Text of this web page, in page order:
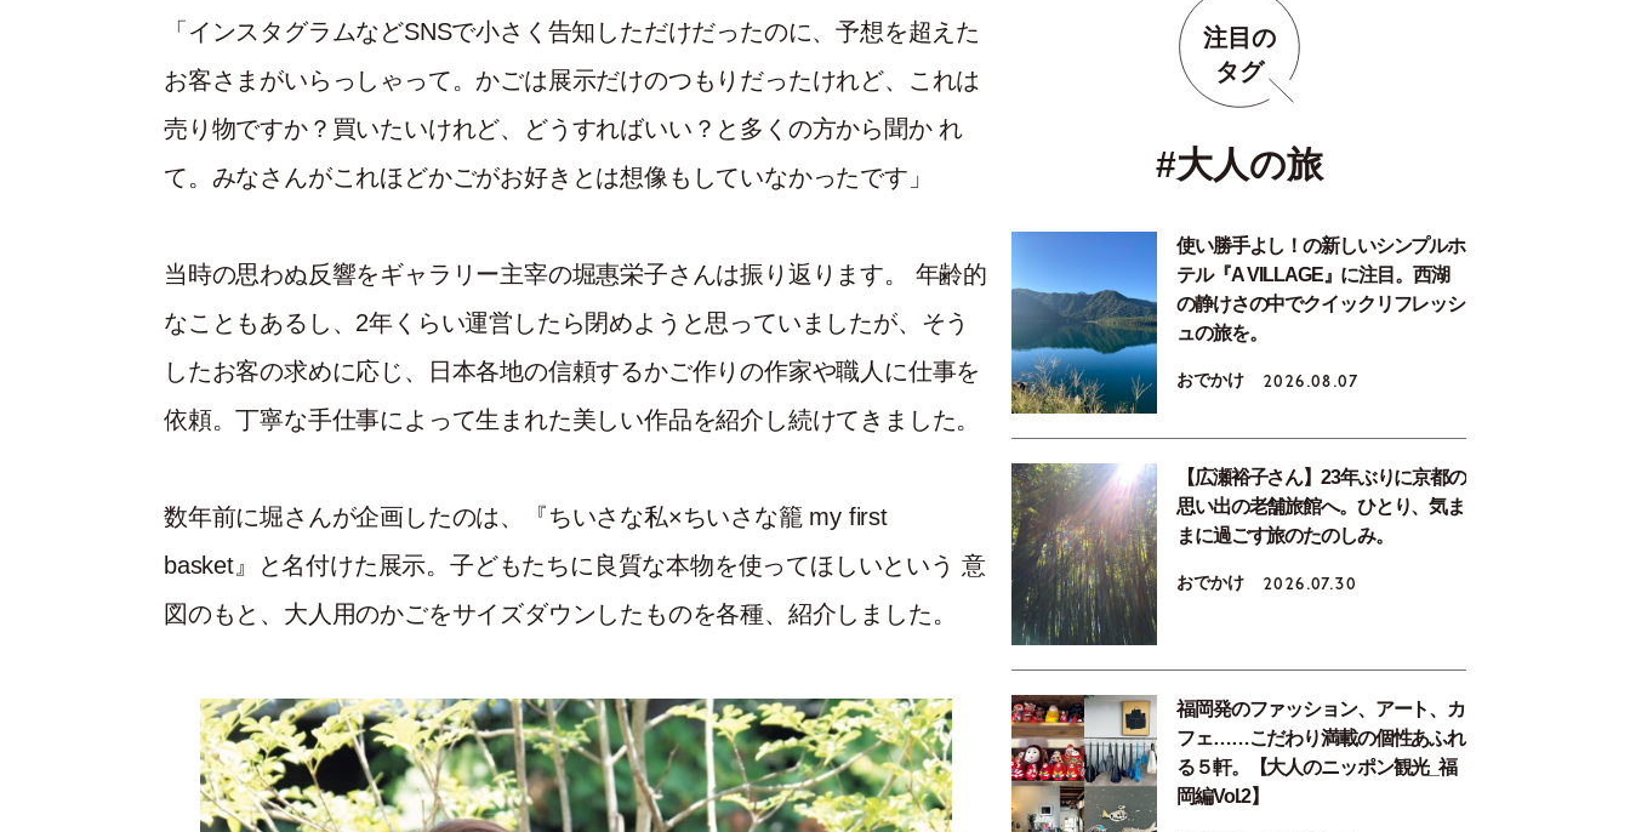
「インスタグラムなどSNSで小さく告知しただけだったのに、予想を超えた
お客さまがいらっしゃって。かごは展示だけのつもりだったけれど、これは
売り物ですか？買いたいけれど、どうすればいい？と多くの方から聞か れ
て。みなさんがこれほどかごがお好きとは想像もしていなかったです」
当時の思わぬ反響をギャラリー主宰の堀惠栄子さんは振り返ります。 年齢的
なこともあるし、2年くらい運営したら閉めようと思っていましたが、そう
したお客の求めに応じ、日本各地の信頼するかご作りの作家や職人に仕事を
依頼。丁寧な手仕事によって生まれた美しい作品を紹介し続けてきました。
数年前に堀さんが企画したのは、『ちいさな私×ちいさな籠 my first
basket』と名付けた展示。子どもたちに良質な本物を使ってほしいという 意
図のもと、大人用のかごをサイズダウンしたものを各種、紹介しました。
注目の
タグ
#大人の旅
使い勝手よし！の新しいシンプルホ
テル『A VILLAGE』に注目。西湖
の静けさの中でクイックリフレッシ
ュの旅を。
おでかけ 2026.08.07
【広瀬裕子さん】23年ぶりに京都の
思い出の老舗旅館へ。ひとり、気ま
まに過ごす旅のたのしみ。
おでかけ 2026.07.30
福岡発のファッション、アート、カ
フェ……こだわり満載の個性あふれ
る５軒。【大人のニッポン観光_福
岡編Vol.2】